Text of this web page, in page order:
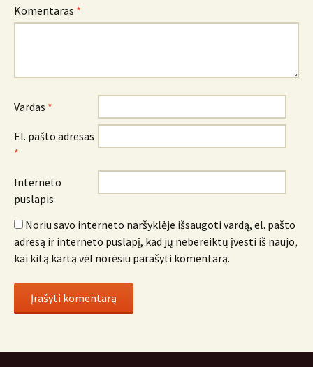
Komentaras *
Vardas *
El. pašto adresas
*
Interneto
puslapis
Noriu savo interneto naršyklėje išsaugoti vardą, el. pašto
adresą ir interneto puslapį, kad jų nebereiktų įvesti iš naujo,
kai kitą kartą vėl norėsiu parašyti komentarą.